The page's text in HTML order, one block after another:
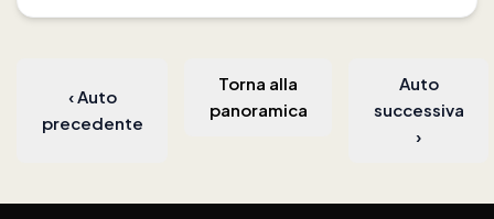
‹Auto
precedente
Torna alla
panoramica
Auto
successiva
›